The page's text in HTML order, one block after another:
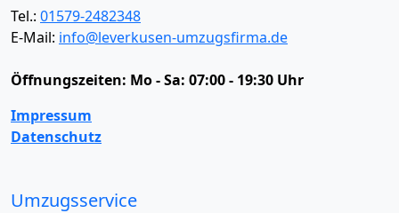
Tel.: 01579-2482348
E-Mail: info@leverkusen-umzugsfirma.de
Öffnungszeiten: Mo - Sa: 07:00 - 19:30 Uhr
Impressum
Datenschutz
Umzugsservice